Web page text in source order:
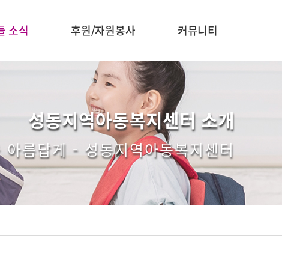
소식 후원/자원봉사 커뮤니티
성동지역아동복지센터 소개
름답게 - 성동지역아동복지센터